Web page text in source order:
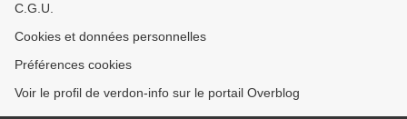
C.G.U.
Cookies et données personnelles
Préférences cookies
Voir le profil de verdon-info sur le portail Overblog